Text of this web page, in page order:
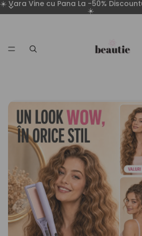
☀️ Vara Vine cu Pana La -50%
☀️